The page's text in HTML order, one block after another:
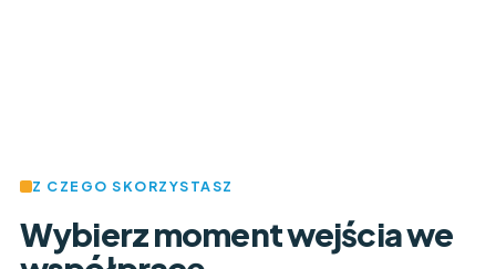
Z CZEGO SKORZYSTASZ
Wybierz moment wejścia we